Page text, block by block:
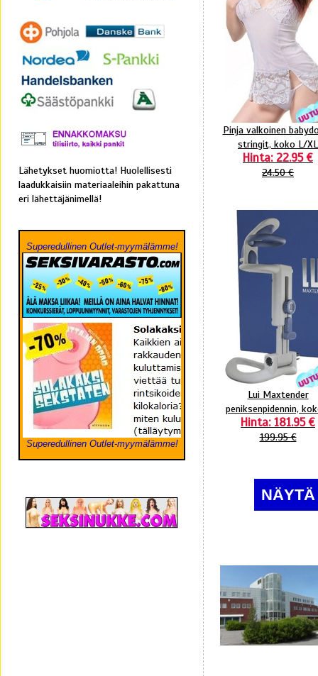
Lähetykset huomiotta! Huolellisesti
laadukkaisiin materiaaleihin pakattuna
eri lähettäjänimellä!
Superedullinen Outlet-myymälämme!
Superedullinen Outlet-myymälämme!
Pinja valkoinen
stringit, koko L/XL
Hinta: 22.95 €
24.50 €
Lui Maxtender
peniksenpidennin,
Hinta: 181.95 €
199.95 €